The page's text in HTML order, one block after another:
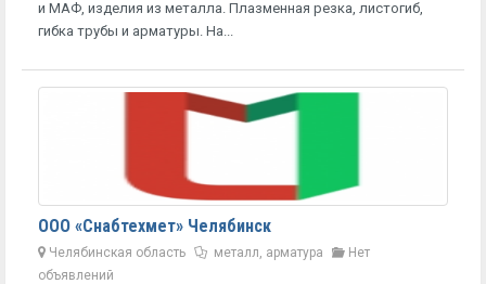
и МАФ, изделия из металла. Плазменная резка, листогиб,
гибка трубы и арматуры. На...
ООО «Снабтехмет» Челябинск
Челябинская область металл, арматура
Нет
объявлений